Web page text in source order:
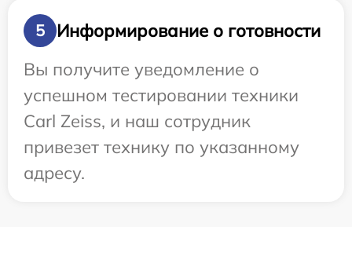
5
Информирование о готовности
Вы получите уведомление о
успешном тестировании техники
Carl Zeiss, и наш сотрудник
привезет технику по указанному
адресу.